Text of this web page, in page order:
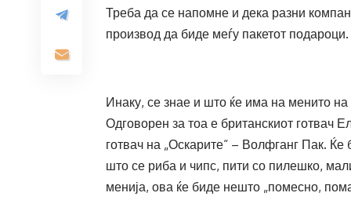
Треба да се напомне и дека разни
производ да биде меѓу пакетот подароци.
Инаку, се знае и што ќе има на менито
Одговорен за тоа е британскиот готвач
готвач на „Оскарите“ – Волфганг Пак.
што се риба и чипс, пити со пилешко,
менија, ова ќе биде нешто „помесно,